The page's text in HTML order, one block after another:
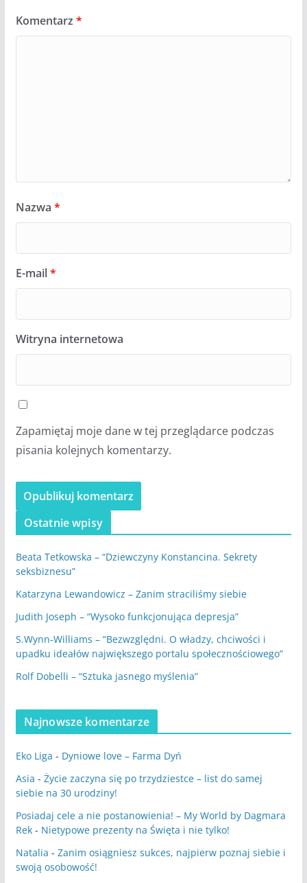
Komentarz *
Nazwa *
E-mail*
Witryna internetowa
Zapamiętaj moje dane w tej przeglądarce podczas
pisania kolejnych komentarzy.
Ostatnie wpisy
Beata Tetkowska – “Dziewczyny Konstancina. Sekrety
seksbiznesu”
Katarzyna Lewandowicz – Zanim straciliśmy siebie
Judith Joseph – “Wysoko funkcjonująca depresja”
S.Wynn-Williams – “Bezwzględni. O władzy, chciwości i
upadku ideałów największego portalu społecznościowego”
Rolf Dobelli – “Sztuka jasnego myślenia”
Najnowsze komentarze
Eko Liga - Dyniowe love – Farma Dyń
Asia - Życie zaczyna się po trzydziestce – list do samej
siebie na 30 urodziny!
Posiadaj cele a nie postanowienia! – My World by Dagmara
Rek- Nietypowe prezenty na Święta i nie tylko!
Natalia - Zanim osiągniesz sukces, najpierw poznaj siebie i
swoją osobowość!